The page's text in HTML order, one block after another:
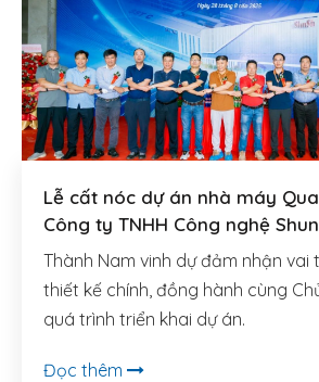
Lễ cất nóc dự án nhà máy
Công ty TNHH Công nghệ
Nam)
Thành Nam vinh dự đảm nhận vai
thiết kế chính, đồng hành cùng
quá trình triển khai dự án.
Đọc thêm